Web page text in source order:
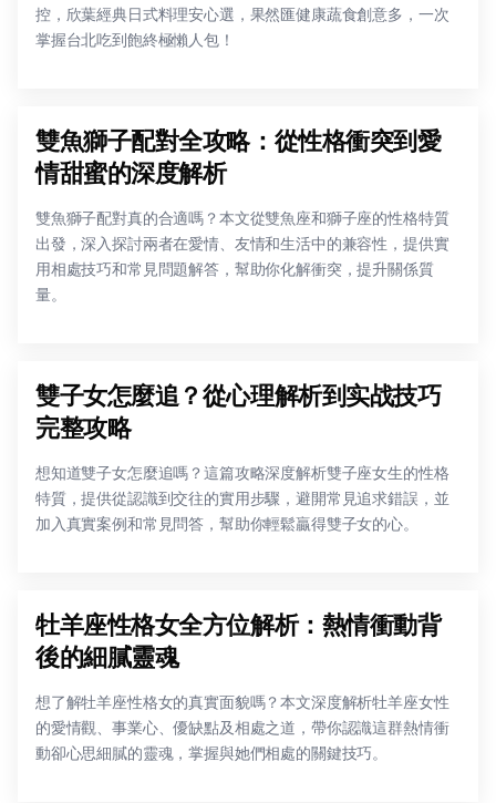
控，欣葉經典日式料理安心選，果然匯健康蔬食創意多，一次
掌握台北吃到飽終極懶人包！
雙魚獅子配對全攻略：從性格衝突到愛
情甜蜜的深度解析
雙魚獅子配對真的合適嗎？本文從雙魚座和獅子座的性格特質
出發，深入探討兩者在愛情、友情和生活中的兼容性，提供實
用相處技巧和常見問題解答，幫助你化解衝突，提升關係質
量。
雙子女怎麼追？從心理解析到实战技巧
完整攻略
想知道雙子女怎麼追嗎？這篇攻略深度解析雙子座女生的性格
特質，提供從認識到交往的實用步驟，避開常見追求錯誤，並
加入真實案例和常見問答，幫助你輕鬆贏得雙子女的心。
牡羊座性格女全方位解析：熱情衝動背
後的細膩靈魂
想了解牡羊座性格女的真實面貌嗎？本文深度解析牡羊座女性
的愛情觀、事業心、優缺點及相處之道，帶你認識這群熱情衝
動卻心思細膩的靈魂，掌握與她們相處的關鍵技巧。